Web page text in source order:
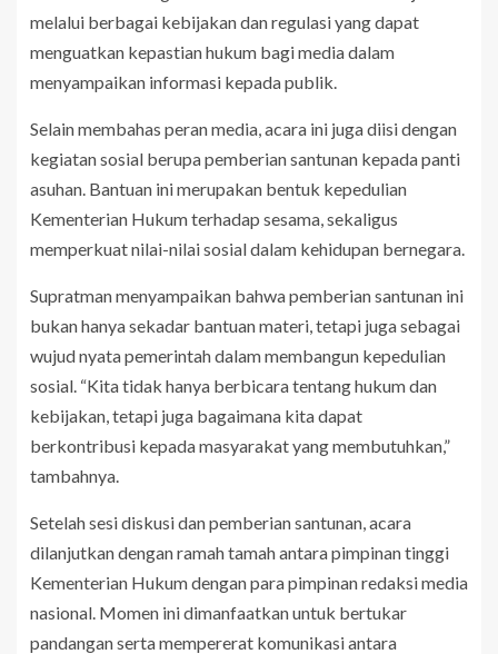
melalui berbagai kebijakan dan regulasi yang dapat
menguatkan kepastian hukum bagi media dalam
menyampaikan informasi kepada publik.
Selain membahas peran media, acara ini juga diisi dengan
kegiatan sosial berupa pemberian santunan kepada panti
asuhan. Bantuan ini merupakan bentuk kepedulian
Kementerian Hukum terhadap sesama, sekaligus
memperkuat nilai-nilai sosial dalam kehidupan bernegara.
Supratman menyampaikan bahwa pemberian santunan ini
bukan hanya sekadar bantuan materi, tetapi juga sebagai
wujud nyata pemerintah dalam membangun kepedulian
sosial. “Kita tidak hanya berbicara tentang hukum dan
kebijakan, tetapi juga bagaimana kita dapat
berkontribusi kepada masyarakat yang membutuhkan,”
tambahnya.
Setelah sesi diskusi dan pemberian santunan, acara
dilanjutkan dengan ramah tamah antara pimpinan tinggi
Kementerian Hukum dengan para pimpinan redaksi media
nasional. Momen ini dimanfaatkan untuk bertukar
pandangan serta mempererat komunikasi antara